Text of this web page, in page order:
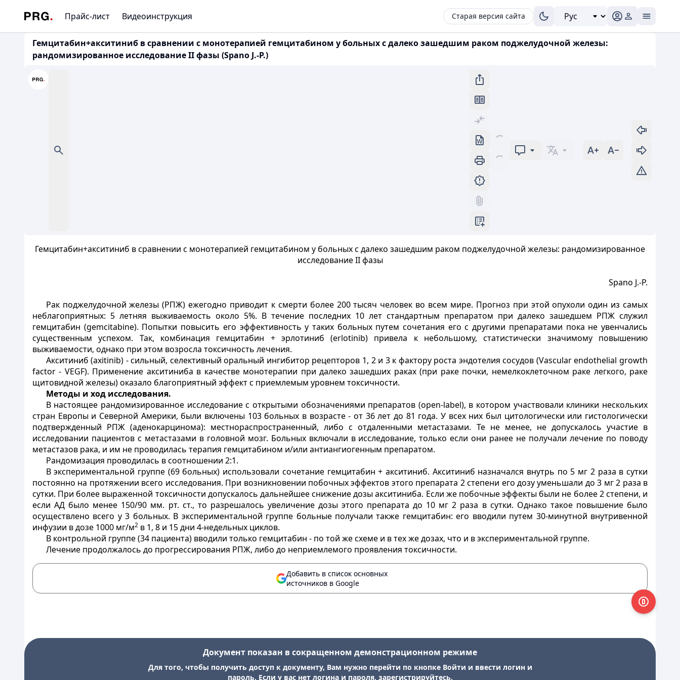
Прайс-лист Видеоинструкция Старая версия сайта
Гемцитабин+акситиниб в сравнении с монотерапией гемцитабином у больных с далеко зашедшим раком поджелудочной железы:
рандомизированное исследование II фазы (Spano J.-P.)
Гемцитабин+акситиниб в сравнении с монотерапией гемцитабином у больных с далеко зашедшим раком поджелудочной железы: рандомизированное
исследование II фазы
Spano J.-P.
Рак поджелудочной железы (РПЖ) ежегодно приводит к смерти более 200 тысяч человек во всем мире. Прогноз при этой опухоли один из самых
неблагоприятных: 5 летняя выживаемость около 5%. В течение последних 10 лет стандартным препаратом при далеко зашедшем РПЖ служил
гемцитабин (gemcitabine). Попытки повысить его эффективность у таких больных путем сочетания его с другими препаратами пока не увенчались
существенным успехом. Так, комбинация гемцитабин + эрлотиниб (erlotinib) привела к небольшому, статистически значимому повышению
выживаемости, однако при этом возросла токсичность лечения.
Акситиниб (аxitinib) - сильный, селективный оральный ингибитор рецепторов 1, 2 и 3 к фактору роста эндотелия сосудов (Vascular endothelial growth
factor - VEGF). Применение акситиниба в качестве монотерапии при далеко зашедших раках (при раке почки, немелкоклеточном раке легкого, раке
щитовидной железы) оказало благоприятный эффект с приемлемым уровнем токсичности.
Методы и ход исследования.
В настоящее рандомизированное исследование с открытыми обозначениями препаратов (open-label), в котором участвовали клиники нескольких
стран Европы и Северной Америки, были включены 103 больных в возрасте - от 36 лет до 81 года. У всех них был цитологически или гистологически
подтвержденный РПЖ (аденокарцинома): местнораспространенный, либо с отдаленными метастазами. Те не менее, не допускалось участие в
исследовании пациентов с метастазами в головной мозг. Больных включали в исследование, только если они ранее не получали лечение по поводу
метастазов рака, и им не проводилась терапия гемцитабином и/или антиангиогенным препаратом.
Рандомизация проводилась в соотношении 2:1.
В экспериментальной группе (69 больных) использовали сочетание гемцитабин + акситиниб. Акситиниб назначался внутрь по 5 мг 2 раза в сутки
постоянно на протяжении всего исследования. При возникновении побочных эффектов этого препарата 2 степени его дозу уменьшали до 3 мг 2 раза в
сутки. При более выраженной токсичности допускалось дальнейшее снижение дозы акситиниба. Если же побочные эффекты были не более 2 степени, и
если АД было менее 150/90 мм. рт. ст., то разрешалось увеличение дозы этого препарата до 10 мг 2 раза в сутки. Однако такое повышение было
осуществлено всего у 3 больных. В экспериментальной группе больные получали также гемцитабин: его вводили путем 30-минутной внутривенной
инфузии в дозе 1000 мг/м2 в 1, 8 и 15 дни 4-недельных циклов.
В контрольной группе (34 пациента) вводили только гемцитабин - по той же схеме и в тех же дозах, что и в экспериментальной группе.
Лечение продолжалось до прогрессирования РПЖ, либо до неприемлемого проявления токсичности.
Добавить в список основных
источников в Google
Документ показан в сокращенном демонстрационном режиме
Для того, чтобы получить доступ к документу, Вам нужно перейти по кнопке Войти и ввести логин и
пароль. Если у вас нет логина и пароля, зарегистрируйтесь.